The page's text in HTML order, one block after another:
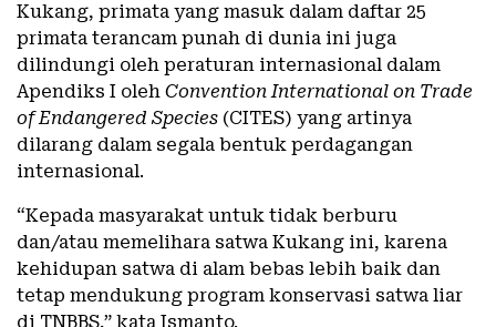
Kukang, primata yang masuk dalam daftar 25
primata terancam punah di dunia ini juga
dilindungi oleh peraturan internasional dalam
Apendiks I oleh Convention International on Trade
of Endangered Species (CITES) yang artinya
dilarang dalam segala bentuk perdagangan
internasional.
“Kepada masyarakat untuk tidak berburu
dan/atau memelihara satwa Kukang ini, karena
kehidupan satwa di alam bebas lebih baik dan
tetap mendukung program konservasi satwa liar
di TNBBS,” kata Ismanto.